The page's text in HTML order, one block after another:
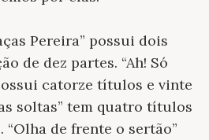
Pereira” possui dois
de dez partes. “Ah! Só
catorze títulos e vinte
soltas” tem quatro títulos
“Olha de frente o sertão”